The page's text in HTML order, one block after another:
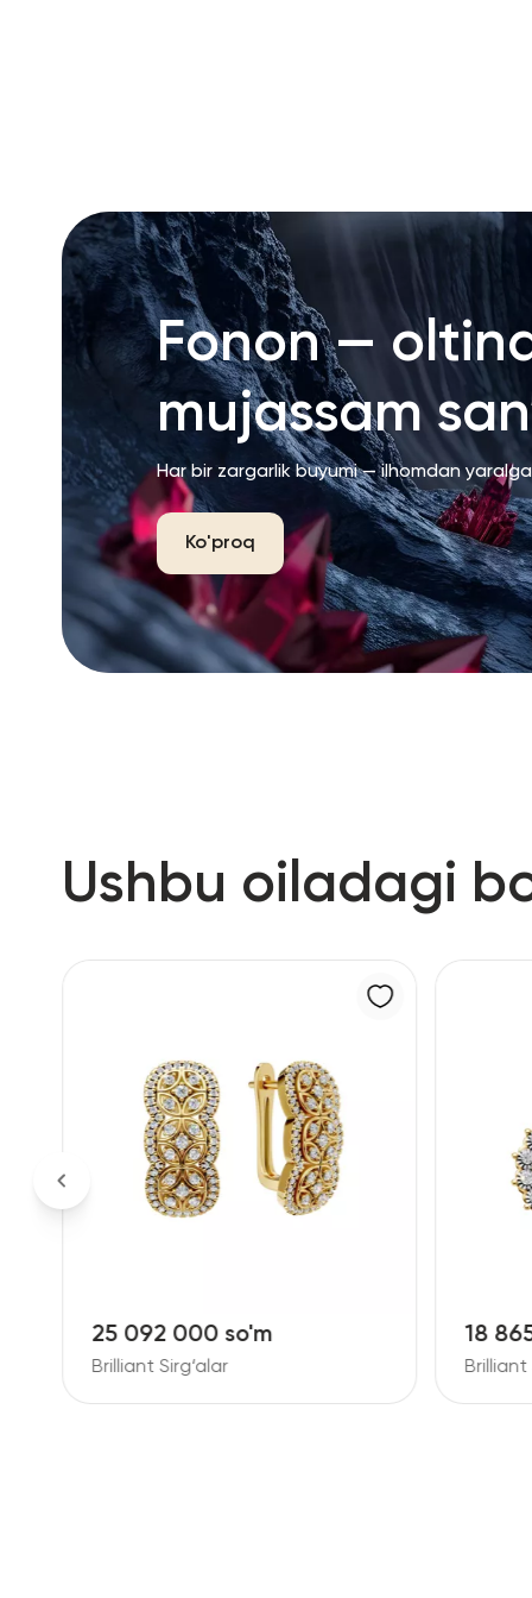
Fonon —
mujassam
Har bir zargarlik buyumi — ilhomdan
Ko'proq
Ushbu oiladagi
25 092 000 so'm
Brilliant Sirg‘alar
18
Brilliant